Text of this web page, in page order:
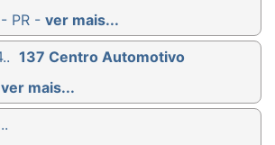
PR - ver mais...
137 Centro Automotivo
ver mais...